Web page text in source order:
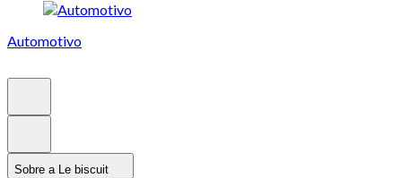
Automotivo
Sobre a Le biscuit